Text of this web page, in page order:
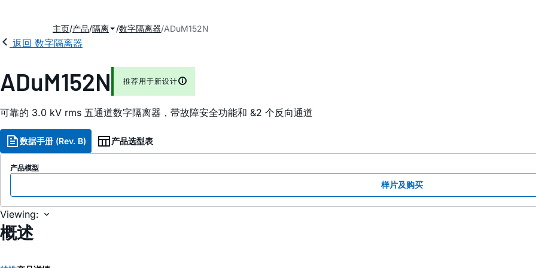
主页 产品 隔离 数字隔离器 ADuM152N
返回 数字隔离器
ADuM152N 推荐用于新设计
可靠的 3.0 kV rms 五通道数字隔离器，带故障安全功能和 &2 个反向通道
数据手册 (Rev. B) 产品选型表
产品模型
样片及购买
Viewing:
概述